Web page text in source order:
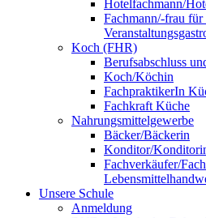
Hotelfachmann/
Fachmann/-frau für
Koch (FHR)
Berufsabschluss
Koch/Köchin
FachpraktikerIn
Fachkraft Küche
Nahrungsmittelgewerbe
Bäcker/Bäckerin
Konditor/
Fachverkäufer/
Unsere Schule
Anmeldung